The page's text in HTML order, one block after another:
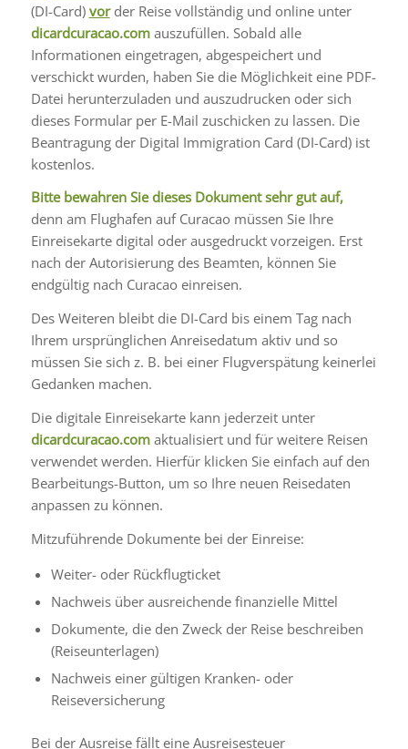
(DI-Card) vorder Reise vollständig und online unter
dicardcuracao.comauszufüllen. Sobald alle
Informationen eingetragen, abgespeichert und
verschickt wurden, haben Sie die Möglichkeit eine PDF-
Datei herunterzuladen und auszudrucken oder sich
dieses Formular per E-Mail zuschicken zu lassen. Die
Beantragung der Digital Immigration Card (DI-Card) ist
kostenlos.
Bitte bewahren Sie dieses Dokument sehr gut auf,
denn am Flughafen auf Curacao müssen Sie Ihre
Einreisekarte digital oder ausgedruckt vorzeigen. Erst
nach der Autorisierung des Beamten, können Sie
endgültig nach Curacao einreisen.
Des Weiteren bleibt die DI-Card bis einem Tag nach
Ihrem ursprünglichen Anreisedatum aktiv und so
müssen Sie sich z. B. bei einer Flugverspätung keinerlei
Gedanken machen.
Die digitale Einreisekarte kann jederzeit unter
dicardcuracao.comaktualisiert und für weitere Reisen
verwendet werden. Hierfür klicken Sie einfach auf den
Bearbeitungs-Button, um so Ihre neuen Reisedaten
anpassen zu können.
Mitzuführende Dokumente bei der Einreise:
Weiter- oder Rückflugticket
Nachweis über ausreichende finanzielle Mittel
Dokumente, die den Zweck der Reise beschreiben
(Reiseunterlagen)
Nachweis einer gültigen Kranken- oder
Reiseversicherung
Bei der Ausreise fällt eine Ausreisesteuer